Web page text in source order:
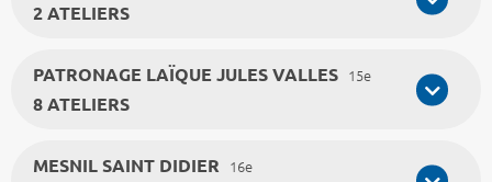
2 ATELIERS
PATRONAGE LAÏQUE JULES VALLES 15e
8 ATELIERS
MESNIL SAINT DIDIER 16e